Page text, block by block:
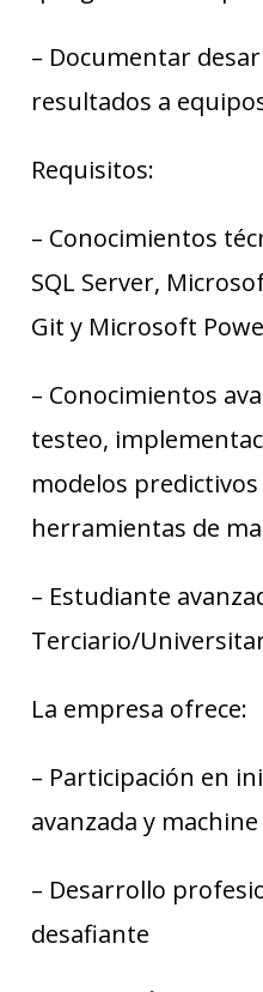
– Documentar
resultados a
Requisitos:
– Conocimientos
SQL Server,
Git y Microsoft
– Conocimientos
testeo,
modelos
herramientas de
– Estudiante
Terciario/
La empresa ofrece:
– Participación en
avanzada y
– Desarrollo
desafiante